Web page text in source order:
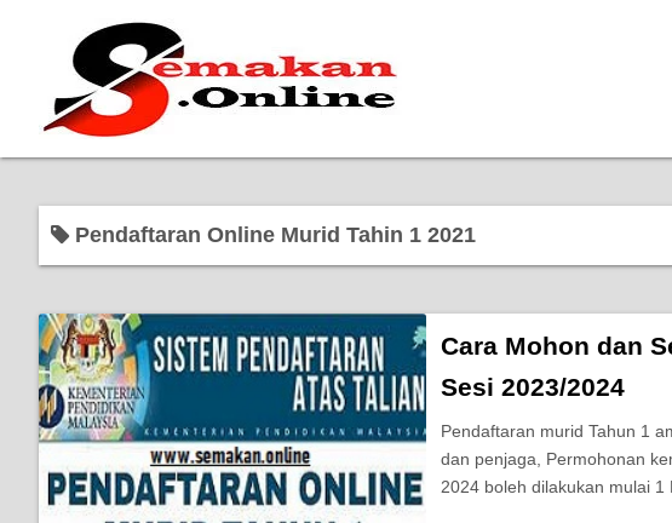
Pendaftaran Online Murid Tahin 1 2021
Cara Mohon dan
Sesi 2023/2024
Pendaftaran murid Tahun 1
dan penjaga, Permohonan
2024 boleh dilakukan mulai